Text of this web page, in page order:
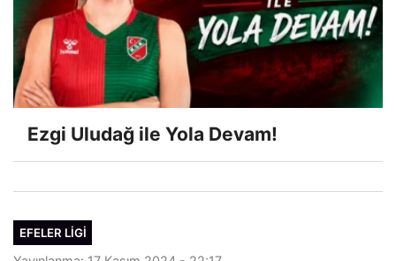
Ezgi Uludağ ile Yola Devam!
EFELER LIGI